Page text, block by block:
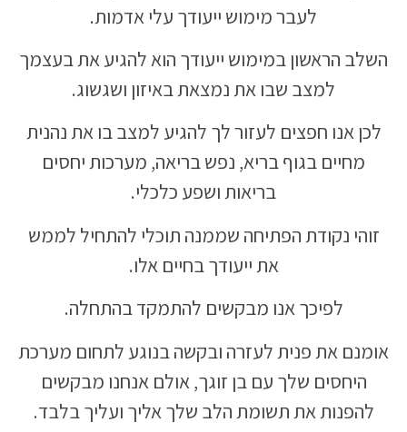
לעבר מימוש ייעודך עלי אדמות.
השלב הראשון במימוש ייעודך הוא להגיע את בעצמך
למצב שבו את נמצאת באיזון ושגשוג.
לכן אנו חפצים לעזור לך להגיע למצב בו את נהנית
מחיים בגוף בריא, נפש בריאה, מערכות יחסים
בריאות ושפע כלכלי.
זוהי נקודת הפתיחה שממנה תוכלי להתחיל לממש
את ייעודך בחיים אלו.
לפיכך אנו מבקשים להתמקד בהתחלה.
אומנם את פנית לעזרה ובקשה בנוגע לתחום מערכת
היחסים שלך עם בן זוגך, אולם אנחנו מבקשים
להפנות את תשומת הלב שלך אליך ועליך בלבד.